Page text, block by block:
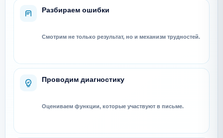
Разбираем ошибки
Смотрим не только результат, но и механизм трудностей.
Проводим диагностику
Оцениваем функции, которые участвуют в письме.